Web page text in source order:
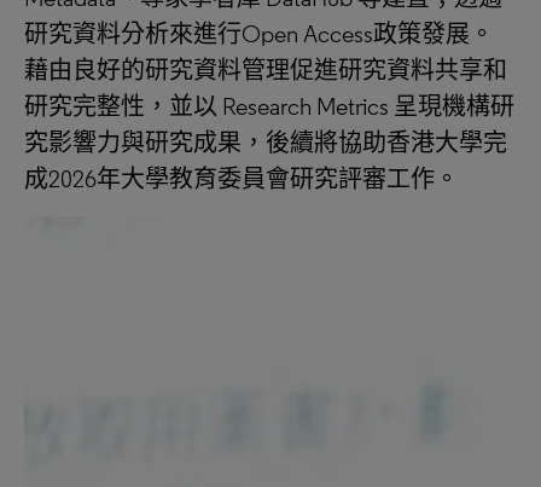
研究資料分析來進行Open Access政策發展。
藉由良好的研究資料管理促進研究資料共享和
研究完整性，並以 Research Metrics 呈現機構研
究影響力與研究成果，後續將協助香港大學完
成2026年大學教育委員會研究評審工作。